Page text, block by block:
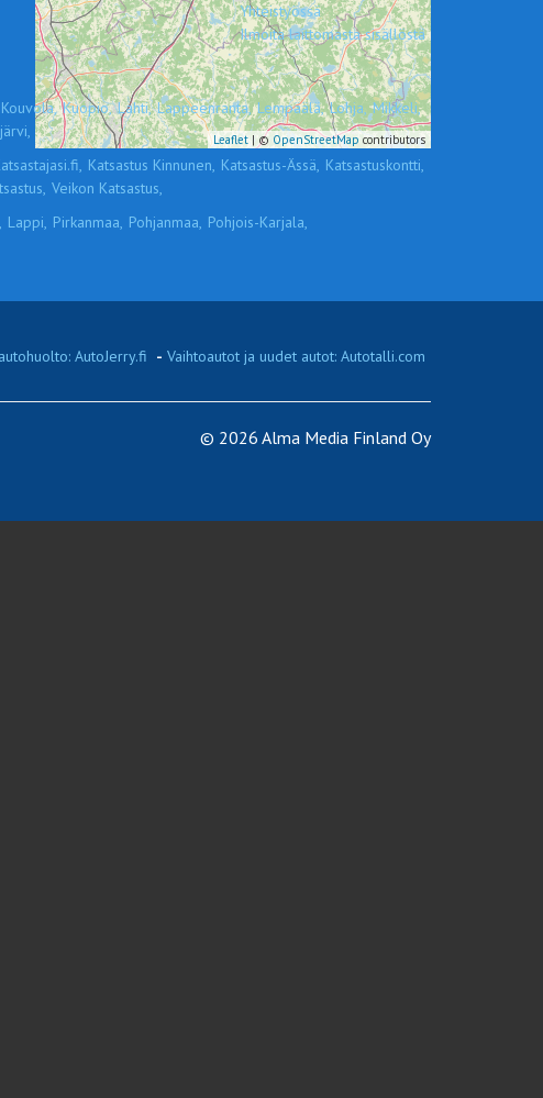
Leaflet | © OpenStreetMap contributors
Yhteistyössä
Ilmoita laittomasta sisällöstä
Kouvola, Kuopio, Lahti, Lappeenranta, Lempäälä, Lohja, Mikkeli,
Katsastus Kinnunen, Katsastus-Ässä, Katsastuskontti,
Veikon Katsastus,
Lappi, Pirkanmaa, Pohjanmaa, Pohjois-Karjala,
AutoJerry.fi - Vaihtoautot ja uudet autot: Autotalli.com
© 2026 Alma Media Finland Oy